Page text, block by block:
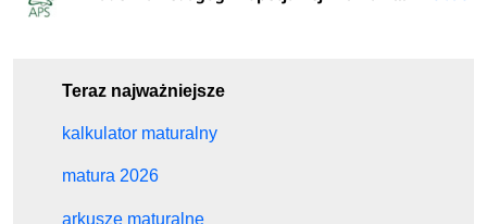
Teraz najważniejsze
kalkulator maturalny
matura 2026
arkusze maturalne